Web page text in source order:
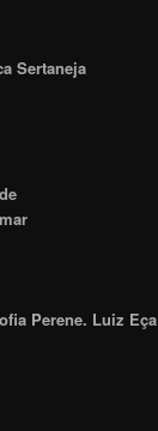
Sertaneja
Perene. Luiz Eça